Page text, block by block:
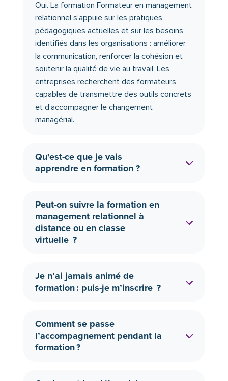
Oui. La formation Formateur en management
relationnel s’appuie sur les pratiques
pédagogiques actuelles et sur les besoins
identifiés dans les organisations : améliorer
la communication, renforcer la cohésion et
soutenir la qualité de vie au travail. Les
entreprises recherchent des formateurs
capables de transmettre des outils concrets
et d’accompagner le changement
managérial.
Qu'est-ce que je vais
apprendre en formation ?
Peut-on suivre la formation en
management relationnel à
distance ou en classe
virtuelle ?
Je n’ai jamais animé de
formation : puis-je m’inscrire ?
Comment se passe
l’accompagnement pendant la
formation ?